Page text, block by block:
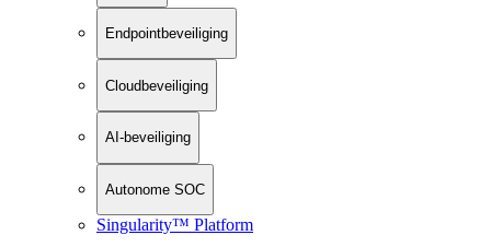
Endpointbeveiliging
Cloudbeveiliging
AI-beveiliging
Autonome SOC
Singularity™ Platform